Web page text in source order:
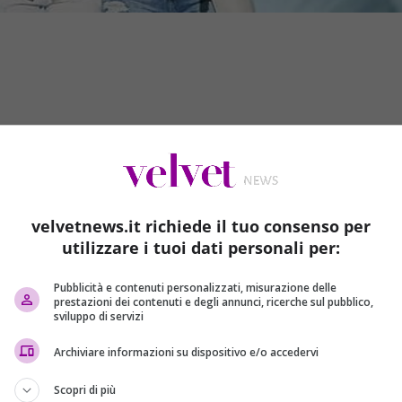
un fiume di emozioni . Solo per una notte
palcoscenico per cantareSay Yes, la canzone vincitrice
i premi della musica gospel.
e Kelly Rowland
l’hanno affiancata per festeggiarla e
a prescindere dalle rispettive sorti artistiche.
velvetnews.it richiede il tuo consenso per
utilizzare i tuoi dati personali per:
Pubblicità e contenuti personalizzati, misurazione delle
prestazioni dei contenuti e degli annunci, ricerche sul pubblico,
sviluppo di servizi
Archiviare informazioni su dispositivo e/o accedervi
Scopri di più